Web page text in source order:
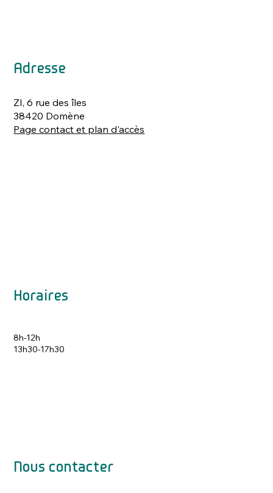
Adresse
ZI, 6 rue des îles
38420 Domène
Page contact et plan d'accès
Horaires
8h-12h
13h30-17h30
Nous contacter